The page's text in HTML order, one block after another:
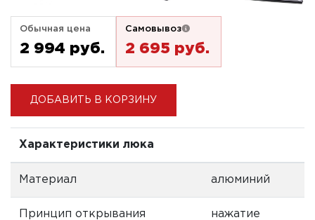
Обычная цена
2 994 pуб.
Самовывоз
2 695 pуб.
ДОБАВИТЬ В КОРЗИНУ
Характеристики люка
Материал алюминий
Принцип открывания нажатие